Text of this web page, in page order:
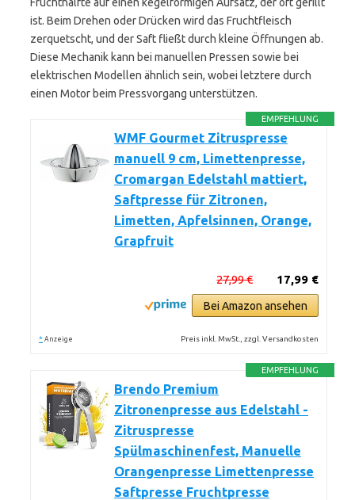
ist. Beim Drehen oder Drücken wird das Fruchtfleisch
zerquetscht, und der Saft fließt durch kleine Öffnungen ab.
Diese Mechanik kann bei manuellen Pressen sowie bei
elektrischen Modellen ähnlich sein, wobei letztere durch
einen Motor beim Pressvorgang unterstützen.
EMPFEHLUNG
WMF Gourmet Zitruspresse
manuell 9 cm, Limettenpresse,
Cromargan Edelstahl mattiert,
Saftpresse für Zitronen,
Limetten, Apfelsinnen, Orange,
Grapfruit
17,99 €
27,99 €
Bei Amazon ansehen
* Anzeige Preis inkl. MwSt., zzgl. Versandkosten
EMPFEHLUNG
Brendo Premium
Zitronenpresse aus Edelstahl -
Zitruspresse
Spülmaschinenfest, Manuelle
Orangenpresse Limettenpresse
Saftpresse Fruchtpresse